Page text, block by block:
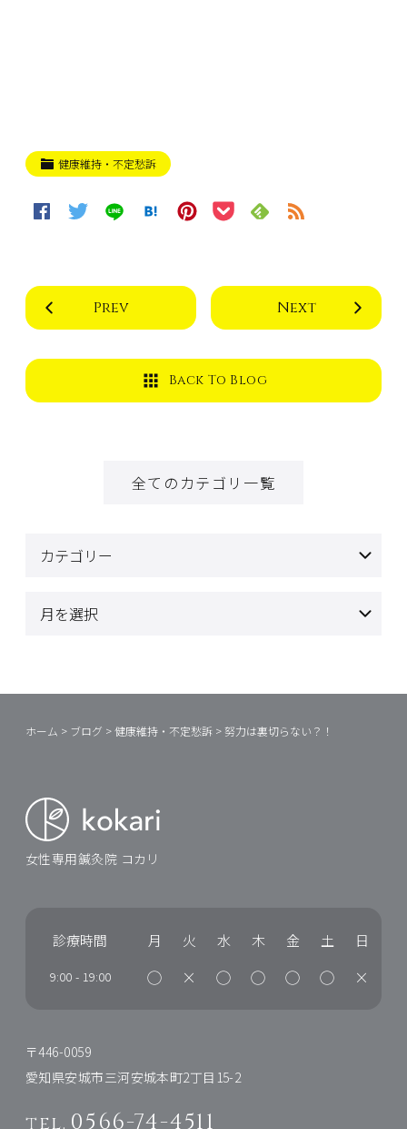
健康維持・不定愁訴
Prev Next
Back To Blog
全てのカテゴリ一覧
ホーム > ブログ >健康維持・不定愁訴 >努力は裏切らない？！
女性専用鍼灸院 コカリ
診療時間 月 火 水 木 金 土 日
9:00 - 19:00 ◯ × ◯ ◯ ◯ ◯ ×
〒446-0059
愛知県安城市三河安城本町2丁目15-2
tel. 0566-74-4511